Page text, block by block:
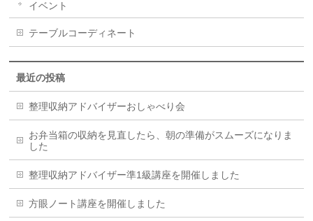
イベント
テーブルコーディネート
最近の投稿
整理収納アドバイザーおしゃべり会
お弁当箱の収納を見直したら、朝の準備がスムーズになりま
した
整理収納アドバイザー準1級講座を開催しました
方眼ノート講座を開催しました